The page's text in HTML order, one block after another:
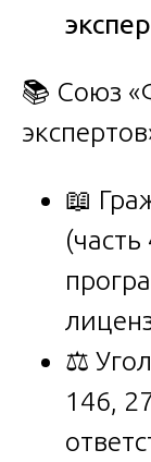
📚 Союз
📖
⚖️
146,